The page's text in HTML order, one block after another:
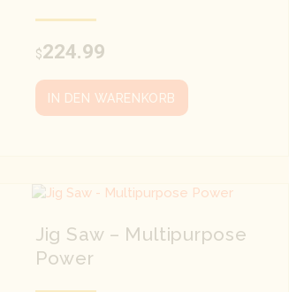
$224.99
IN DEN WARENKORB
Jig Saw – Multipurpose
Power